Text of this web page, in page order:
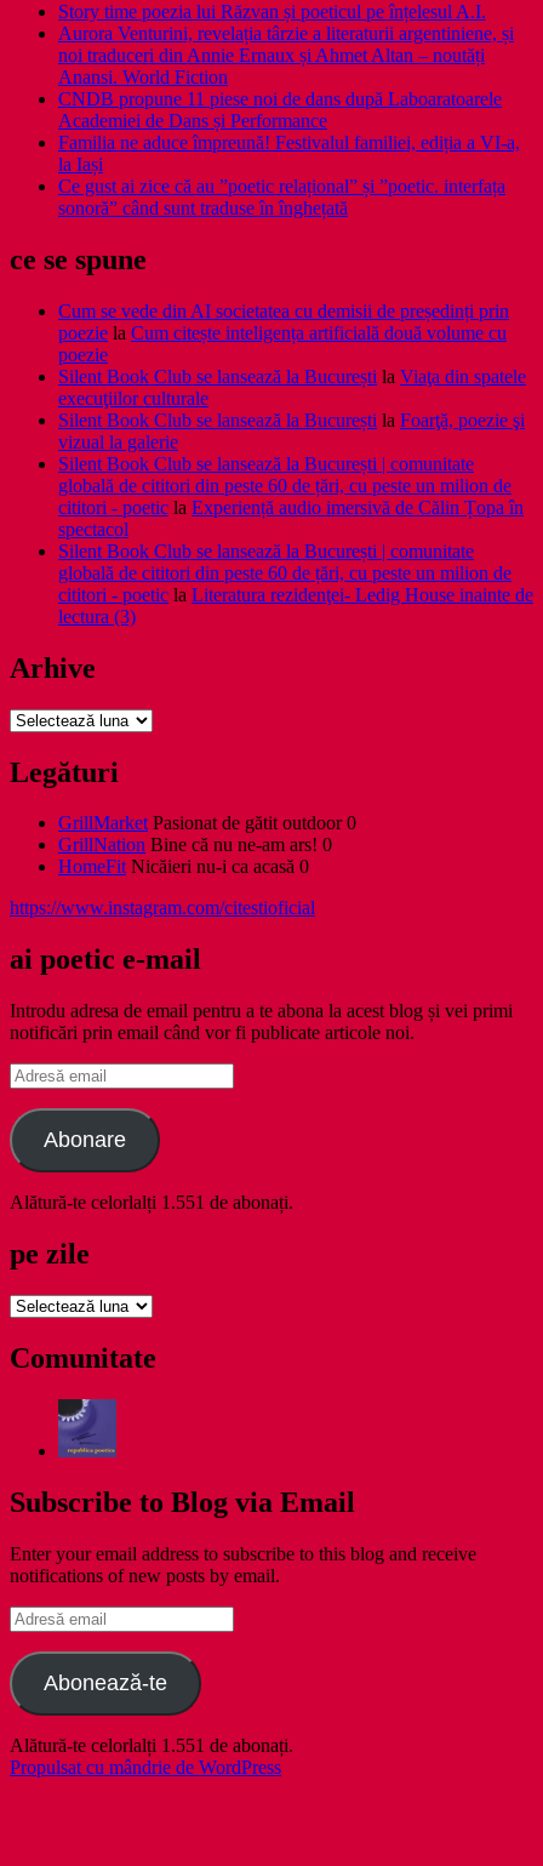
Story time poezia lui Răzvan și poeticul pe înțelesul A.I.
Aurora Venturini, revelația târzie a literaturii argentiniene, și
noi traduceri din Annie Ernaux și Ahmet Altan – noutăți
Anansi. World Fiction
CNDB propune 11 piese noi de dans după Laboaratoarele
Academiei de Dans și Performance
Familia ne aduce împreună! Festivalul familiei, ediția a VI-a,
la Iași
Ce gust ai zice că au ”poetic relațional” și ”poetic. interfața
sonoră” când sunt traduse în înghețată
ce se spune
Cum se vede din AI societatea cu demisii de președinți prin
poezie la Cum citește inteligența artificială două volume cu
poezie
Silent Book Club se lansează la București la Viaţa din spatele
execuţiilor culturale
Silent Book Club se lansează la București la Foarţă, poezie şi
vizual la galerie
Silent Book Club se lansează la București | comunitate
globală de cititori din peste 60 de țări, cu peste un milion de
cititori - poetic la Experiență audio imersivă de Călin Țopa în
spectacol
Silent Book Club se lansează la București | comunitate
globală de cititori din peste 60 de țări, cu peste un milion de
cititori - poetic la Literatura rezidenţei- Ledig House inainte de
lectura (3)
Arhive
Arhive
Legături
GrillMarketPasionat de gătit outdoor 0
GrillNation Bine că nu ne-am ars! 0
HomeFitNicăieri nu-i ca acasă 0
https://www.instagram.com/citestioficial
ai poetic e-mail
Introdu adresa de email pentru a te abona la acest blog și vei primi
notificări prin email când vor fi publicate articole noi.
Adresă
email
Abonare
Alătură-te celorlalți 1.551 de abonați.
pe zile
pe
Comunitate
Subscribe to Blog via Email
Enter your email address to subscribe to this blog and receive
notifications of new posts by email.
Adresă
email
Abonează-te
Alătură-te celorlalți 1.551 de abonați.
Propulsat cu mândrie de WordPress